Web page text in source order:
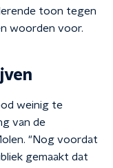
toon tegen
woorden voor.
weinig te
van de
"Nog voordat
gemaakt dat